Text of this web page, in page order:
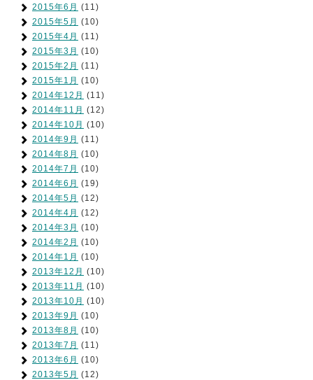
2015年6月 (11)
2015年5月 (10)
2015年4月 (11)
2015年3月 (10)
2015年2月 (11)
2015年1月 (10)
2014年12月 (11)
2014年11月 (12)
2014年10月 (10)
2014年9月 (11)
2014年8月 (10)
2014年7月 (10)
2014年6月 (19)
2014年5月 (12)
2014年4月 (12)
2014年3月 (10)
2014年2月 (10)
2014年1月 (10)
2013年12月 (10)
2013年11月 (10)
2013年10月 (10)
2013年9月 (10)
2013年8月 (10)
2013年7月 (11)
2013年6月 (10)
2013年5月 (12)